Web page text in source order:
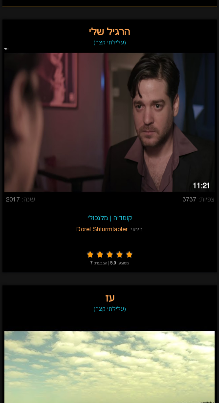
הרגיל שלי
(עלילתי קצר)
11:21
צפיות: 3737 שנה: 2017
קומדיה | מלנכולי
בימוי: Dorel Shturmlaofer
ממוצע: 5.0 הצבעות: 7
עז
(עלילתי קצר)